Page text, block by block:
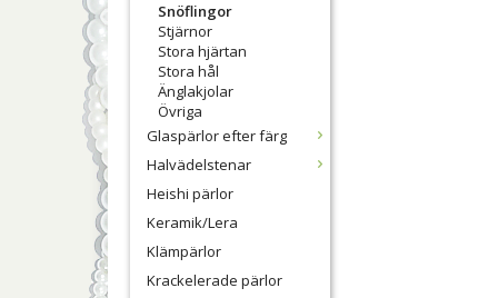
Snöflingor
Stjärnor
Stora hjärtan
Stora hål
Änglakjolar
Övriga
Glaspärlor efter färg
Halvädelstenar
Heishi pärlor
Keramik/Lera
Klämpärlor
Krackelerade pärlor